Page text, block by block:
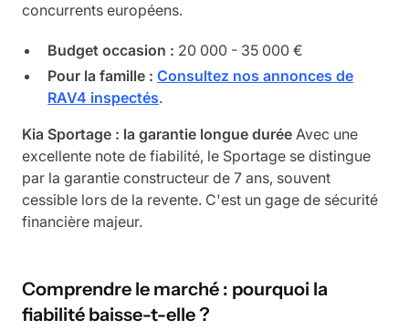
concurrents européens.
Budget occasion : 20 000 - 35 000 €
Pour la famille : Consultez nos annonces de
RAV4 inspectés.
Kia Sportage : la garantie longue durée Avec une
excellente note de fiabilité, le Sportage se distingue
par la garantie constructeur de 7 ans, souvent
cessible lors de la revente. C'est un gage de sécurité
financière majeur.
Comprendre le marché : pourquoi la
fiabilité baisse-t-elle ?